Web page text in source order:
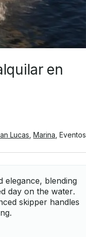
en
Lucas Marina Eventos
elegance, blending
day on the water.
skipper handles